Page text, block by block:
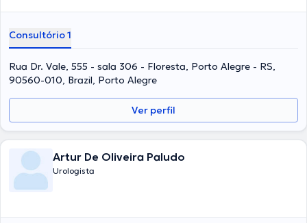
Consultório 1
Rua Dr. Vale, 555 - sala 306 - Floresta, Porto Alegre - RS,
90560-010, Brazil, Porto Alegre
Ver perfil
Artur De Oliveira Paludo
Urologista